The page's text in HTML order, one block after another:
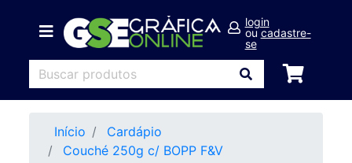
login
oucadastre-
se
Início
Cardápio
Couché 250g c/ BOPP F&V